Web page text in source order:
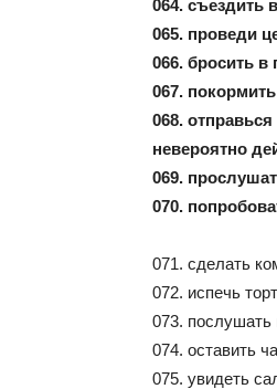
064. съездить
065. проведи
066. бросить
067.
068.
невероятно
069.
070.
071. сделать
072. испечь торт
073. послушать
074. оставить
075. увидеть